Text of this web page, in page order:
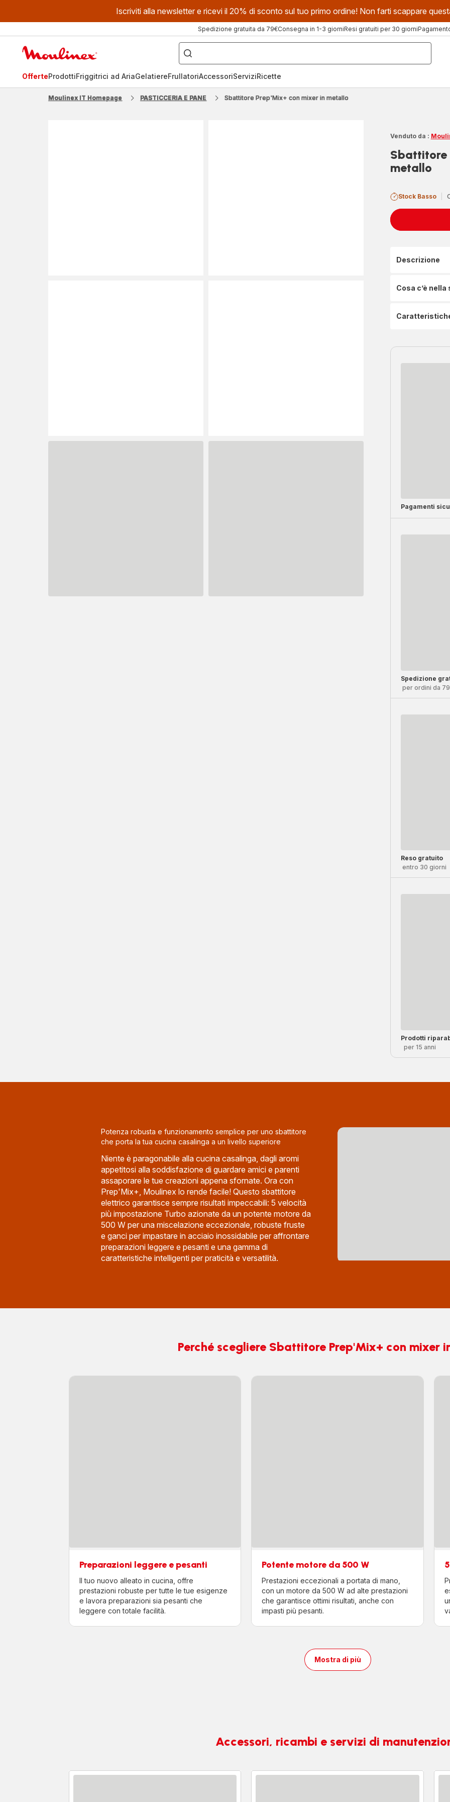
Iscriviti alla newsletter e ricevi il 20% di sconto sul tuo primo ordine! Non farti scappare
Spedizione gratuita da 79€Consegna in 1-3 giorniResi gratuiti per 30 giorni
Cosa
stai
cercando?
OfferteProdottiFriggitrici ad AriaGelatiereFrullatoriAccessoriServiziRicette
Moulinex IT Homepage PASTICCERIA E PANE Sbattitore Prep'Mix+ con mixer in metallo
Venduto da :
Sbattitore
metallo
Stock Basso
Descrizione
Cosa c’è
Pagamenti
Spedizione
per ordini da
Reso gratuito
entro 30 giorni
Prodotti
per 15 anni
Potenza robusta e funzionamento semplice per uno sbattitore
che porta la tua cucina casalinga a un livello superiore
Niente è paragonabile alla cucina casalinga, dagli aromi
appetitosi alla soddisfazione di guardare amici e parenti
assaporare le tue creazioni appena sfornate. Ora con
Prep'Mix+, Moulinex lo rende facile! Questo sbattitore
elettrico garantisce sempre risultati impeccabili: 5 velocità
più impostazione Turbo azionate da un potente motore da
500 W per una miscelazione eccezionale, robuste fruste
e ganci per impastare in acciaio inossidabile per affrontare
preparazioni leggere e pesanti e una gamma di
caratteristiche intelligenti per praticità e versatilità.
Perché scegliere Sbattitore Prep'Mix+ con mixer
Preparazioni leggere e pesanti
Il tuo nuovo alleato in cucina, offre
prestazioni robuste per tutte le tue esigenze
e lavora preparazioni sia pesanti che
leggere con totale facilità.
Potente motore da 500 W
Prestazioni eccezionali a portata di mano,
con un motore da 500 W ad alte prestazioni
che garantisce ottimi risultati, anche con
impasti più pesanti.
Mostra di più
Accessori, ricambi e servizi di